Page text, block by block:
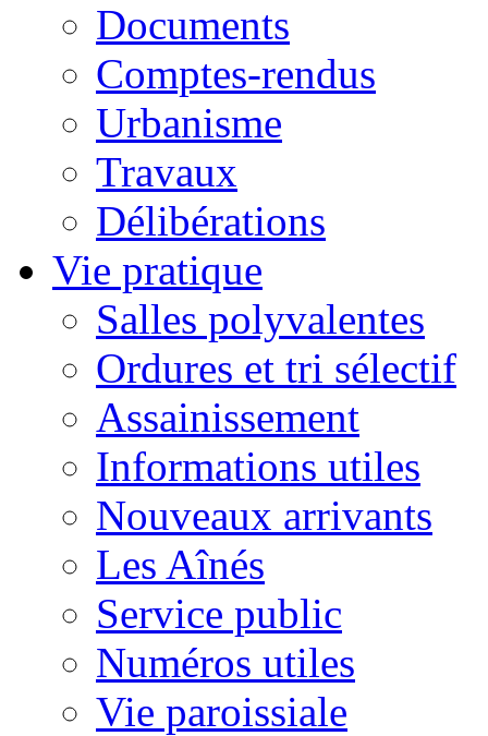
Documents
Comptes-rendus
Urbanisme
Travaux
Délibérations
Vie pratique
Salles polyvalentes
Ordures et tri sélectif
Assainissement
Informations utiles
Nouveaux arrivants
Les Aînés
Service public
Numéros utiles
Vie paroissiale